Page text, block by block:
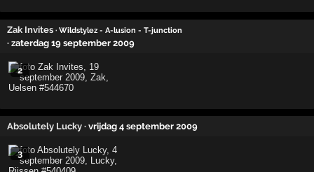
Zak Invites · Wildstylez - A-lusion - T-junction
· zaterdag 19 september 2009
2
Absolutely Lucky · vrijdag 4 september 2009
3